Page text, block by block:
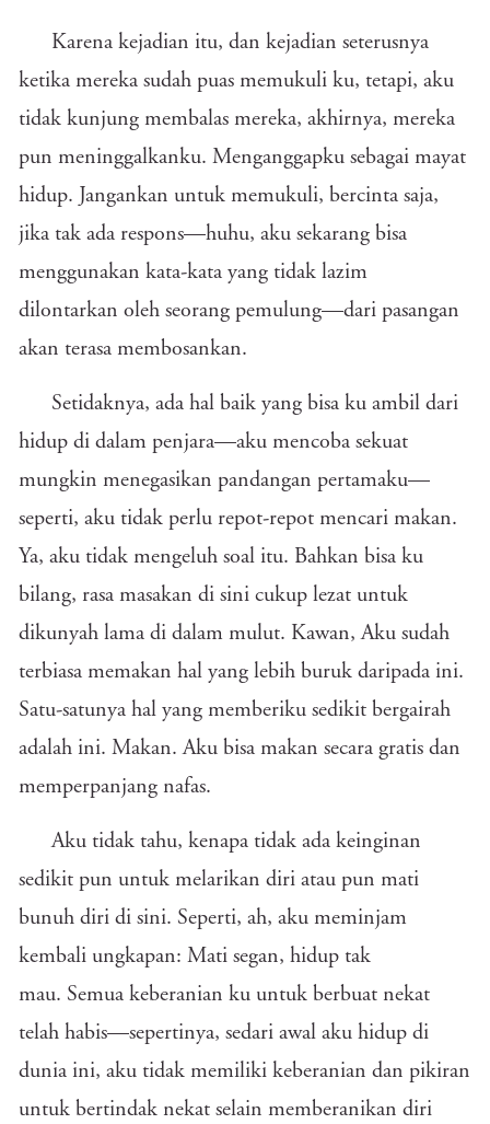
Karena kejadian itu, dan kejadian seterusnya
ketika mereka sudah puas memukuli ku, tetapi, aku
tidak kunjung membalas mereka, akhirnya, mereka
pun meninggalkanku. Menganggapku sebagai mayat
hidup. Jangankan untuk memukuli, bercinta saja,
jika tak ada respons—huhu, aku sekarang bisa
menggunakan kata-kata yang tidak lazim
dilontarkan oleh seorang pemulung—dari pasangan
akan terasa membosankan.
Setidaknya, ada hal baik yang bisa ku ambil dari
hidup di dalam penjara—aku mencoba sekuat
mungkin menegasikan pandangan pertamaku—
seperti, aku tidak perlu repot-repot mencari makan.
Ya, aku tidak mengeluh soal itu. Bahkan bisa ku
bilang, rasa masakan di sini cukup lezat untuk
dikunyah lama di dalam mulut. Kawan, Aku sudah
terbiasa memakan hal yang lebih buruk daripada ini.
Satu-satunya hal yang memberiku sedikit bergairah
adalah ini. Makan. Aku bisa makan secara gratis dan
memperpanjang nafas.
Aku tidak tahu, kenapa tidak ada keinginan
sedikit pun untuk melarikan diri atau pun mati
bunuh diri di sini. Seperti, ah, aku meminjam
kembali ungkapan: Mati segan, hidup tak
mau. Semua keberanian ku untuk berbuat nekat
telah habis—sepertinya, sedari awal aku hidup di
dunia ini, aku tidak memiliki keberanian dan pikiran
untuk bertindak nekat selain memberanikan diri